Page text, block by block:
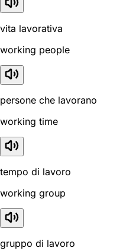
vita lavorativa
working people
persone che lavorano
working time
tempo di lavoro
working group
gruppo di lavoro